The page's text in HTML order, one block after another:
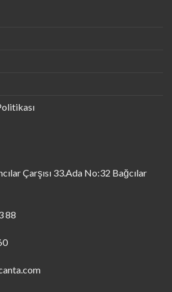
Çarşısı 33.Ada No:32 Bağcılar
88